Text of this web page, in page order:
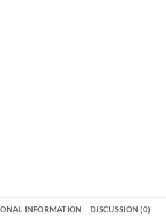
INFORMATION DISCUSSION (0)